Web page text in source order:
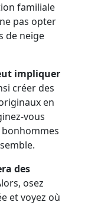
familiale
pas opter
de neige
impliquer
créer des
en
vous
bonhommes
des
osez
et voyez où